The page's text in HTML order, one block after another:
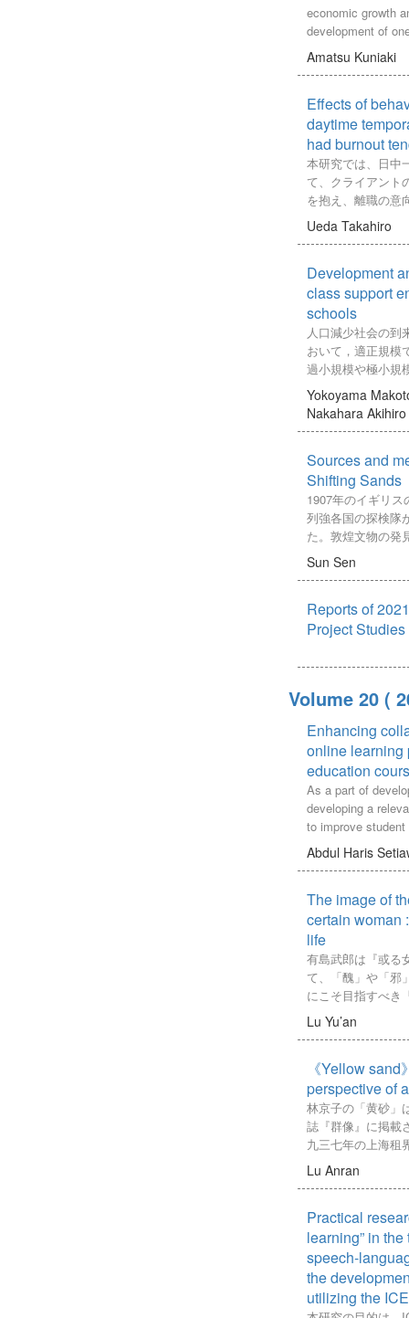
むことが示唆され
財政支出が正の効
型都市と資源型都
重要なことから、
を現す鍵となる概
「折り合い」「手
とを導出した。加
難で不確実、複雑
検討し、改めて「
の重要性を位置付
存在や「協働」が
件となることを導
合」の先行実践に
ビリティ」を果た
していくために、
して、どのような
われてきたのかに
検討を通して、「
的な学び」は、「
度化を目指して設
化」は「対象や課
分や自分のあり方
化、「方略の高
本質への迫り方」
の向き合い方」の
とが明らかになっ
じた自然会話に注
指示が多く、かつ
をフィールドとし
れた日本人同僚の
その結果、1）朝
寧体を基調として
場の発話場面は普
る。2）先行研究
ないが、本研究で
おけるダウンシフ
りで、念を押す時
する時」、普通体
プシフトとして、
「相手に同意・共
る時」にもスピー
された。3）機能
識、待遇標識と心
分類できる。さら
ルシフトには一回
のがあり、場面に
ていることが判明
economic growth
development of
Industrialization
its engine.
did not. When we
manufacturing
MVA/GDP）
and failed or
variations of those
observed. Even
This paper is very
failures and
industrialization
and Egypt, in
MVA/GDP went
economic, social
long stagnation
subsequent
that that pattern
with ambitious
embarked on by
policy makers in a
meet the reality of
sector. Against
extent can the
us persuasive
it, this paper will
arguing the
failed and
finally reach an
candidate.
Amatsu Kuniaki
Effects of
daytime
had burnout
本研究では、日中
て、クライアント
を抱え、離職の意
サルティに対して
ンを実施した。研
な発言が多く見受
自信を失っている
宅準備行動に滞り
トへの支援に頭を
離職意向も示して
行自体に嫌悪感を
った場合は、支援
まう可能性があっ
ントは、面接回数
ライアントの行動
い等、コンサルテ
よう配慮を行った
「共感」、そして
た言動を徹底して
ティとの面接を
を作成し、実施し
る、②帰宅準備行
以上の2点の支援
ンサルティとの小
ンサルティの支援
告会において、コ
に対して肯定的な
よう依頼した。そ
はクライアントへ
ることができ、こ
トのスムーズな帰
ようになった。ま
身の業務や支援に
発言が連発する
離職の意向を取り
動コンサルテーシ
行動上の課題解決
ティのバーンア
止にも効果がある
Ueda Takahiro
Development
class support
schools
人口減少社会の到
おいて，適正規模
過小規模や極小規
ある．このような
やかな指導等が行
が固定化しがちで
等，教育上の課題
決策の１つとして
1つの学校に集ま
れているが，時間
から実施回数が制
の勢いで進歩して
育実践が進められ
研究では，小規模
る遠隔合同授業
る．具体的には，
問題や，対面遠
ら遠隔合同授業を
まえて，ビデオコ
や遠隔合同授業を
授業支援機能を有
プリ」をアジャイ
実装した．さらに
リ」の操作・機能
を整理して，改善
Yokoyama
Nakahara Akihiro
Sources and
Shifting Sands
1907年のイギリ
列強各国の探検隊
た。敦煌文物の発
煌学」「西域熱」
を集めてきた。仏
of Desert Cathay
敦煌資料を耽読し
として、日本近代
表資料を参考にし
を整理し武田の英
典拠と小説との比
と」、「人物ごと
つの方面から武田
胎」の方法（典拠
た。
Sun Sen
Reports of
Project Studies
Volume 20 (
Enhancing
online learning
education
As a part of
developing a
to improve
industry
to enhance
blended online
flipped classroom
to conduct the
project-based
facilitates the
changes the
positive ones,
class. It provides
embedded on the
tools for
and sustainably
The blended
WordPress
(CMS), Zoom,
Education, Imgbb,
Efront learning
(LMS), which
integrated
the needs of the
in the course with
accessible and
students. A study
discover
Abdul Haris
The image of
certain woman
life
有島武郎は『或る
て、「醜」や「邪
にこそ目指すべき
と述べている。従
能」をめぐっては
かという観点か
た。本稿ではこの
題との関連にとど
想を持つに至った
や、その人生観が
討を加えていく。
概念は「人生の可
な展望と結び付く
し、有島はそれら
ていく。果たして
観はどのようにし
るのか。本稿では
Lu Yu’an
《Yellow
perspective of
林京子の「黄砂」
誌『群像』に掲載
九三七年の上海租
代の「私」の目で
の小説は原爆体験
人娼婦お清さんの
作品であるにもか
『ギヤマン ビー
ぜ本作品が原爆小
か、その理由に
この「連作のなか
Lu Anran
Practical
learning” in
speech-
the
utilizing the